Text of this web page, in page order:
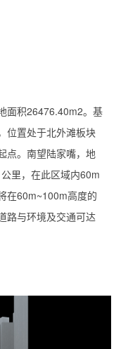
面积26476.40m2。基
位置处于北外滩板块
点。南望陆家嘴，地
里，在此区域内60m
在60m~100m高度的
路与环境及交通可达